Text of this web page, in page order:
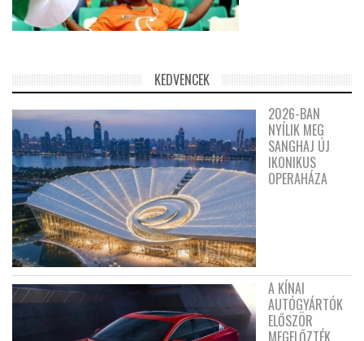
KEDVENCEK
2026-BAN
NYÍLIK MEG
SANGHAJ ÚJ
IKONIKUS
OPERAHÁZA
A KÍNAI
AUTÓGYÁRTÓK
ELŐSZÖR